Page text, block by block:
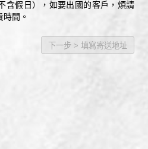
含假日），如要出國的客戶，煩請
間。